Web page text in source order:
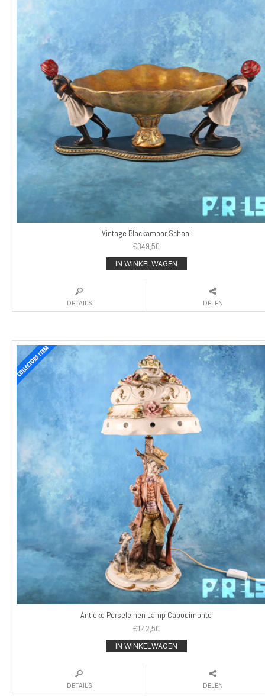
Vintage Blackamoor Schaal
€349,50
IN WINKELWAGEN
DETAILS DELEN
Antieke Porseleinen Lamp Capodimonte
€142,50
IN WINKELWAGEN
DETAILS DELEN